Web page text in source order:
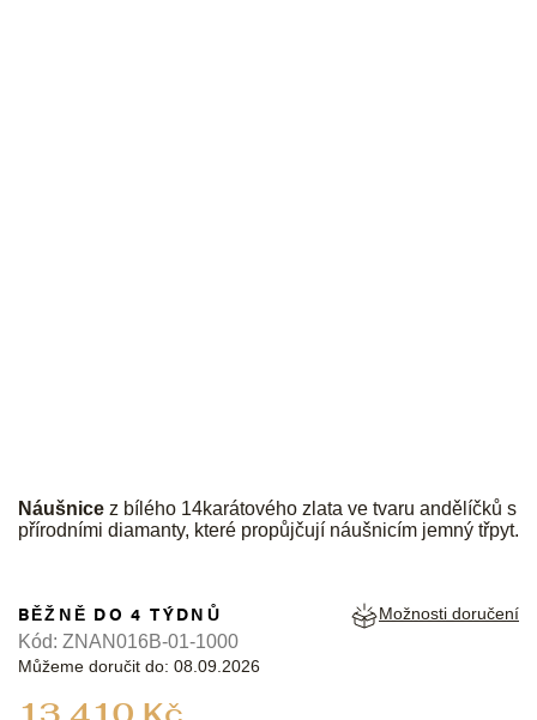
Náušnice z bílého 14karátového zlata ve tvaru andělíčků s
přírodními diamanty, které propůjčují náušnicím jemný třpyt.
BĚŽNĚ DO 4 TÝDNŮ
Můžeme doručit do: 08.09.2026
Možnosti doručení
Kód: ZNAN016B-01-1000